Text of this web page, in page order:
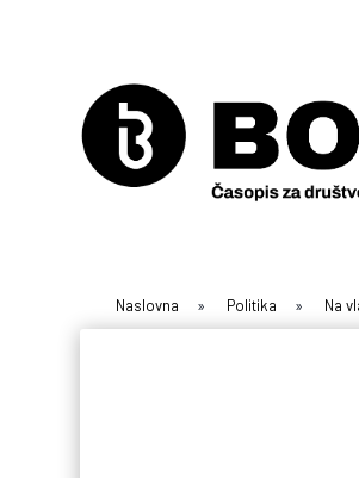
Naslovna » Politika » Na